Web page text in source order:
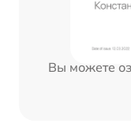
Вы можете